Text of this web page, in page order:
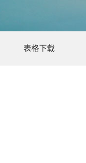
表格下载